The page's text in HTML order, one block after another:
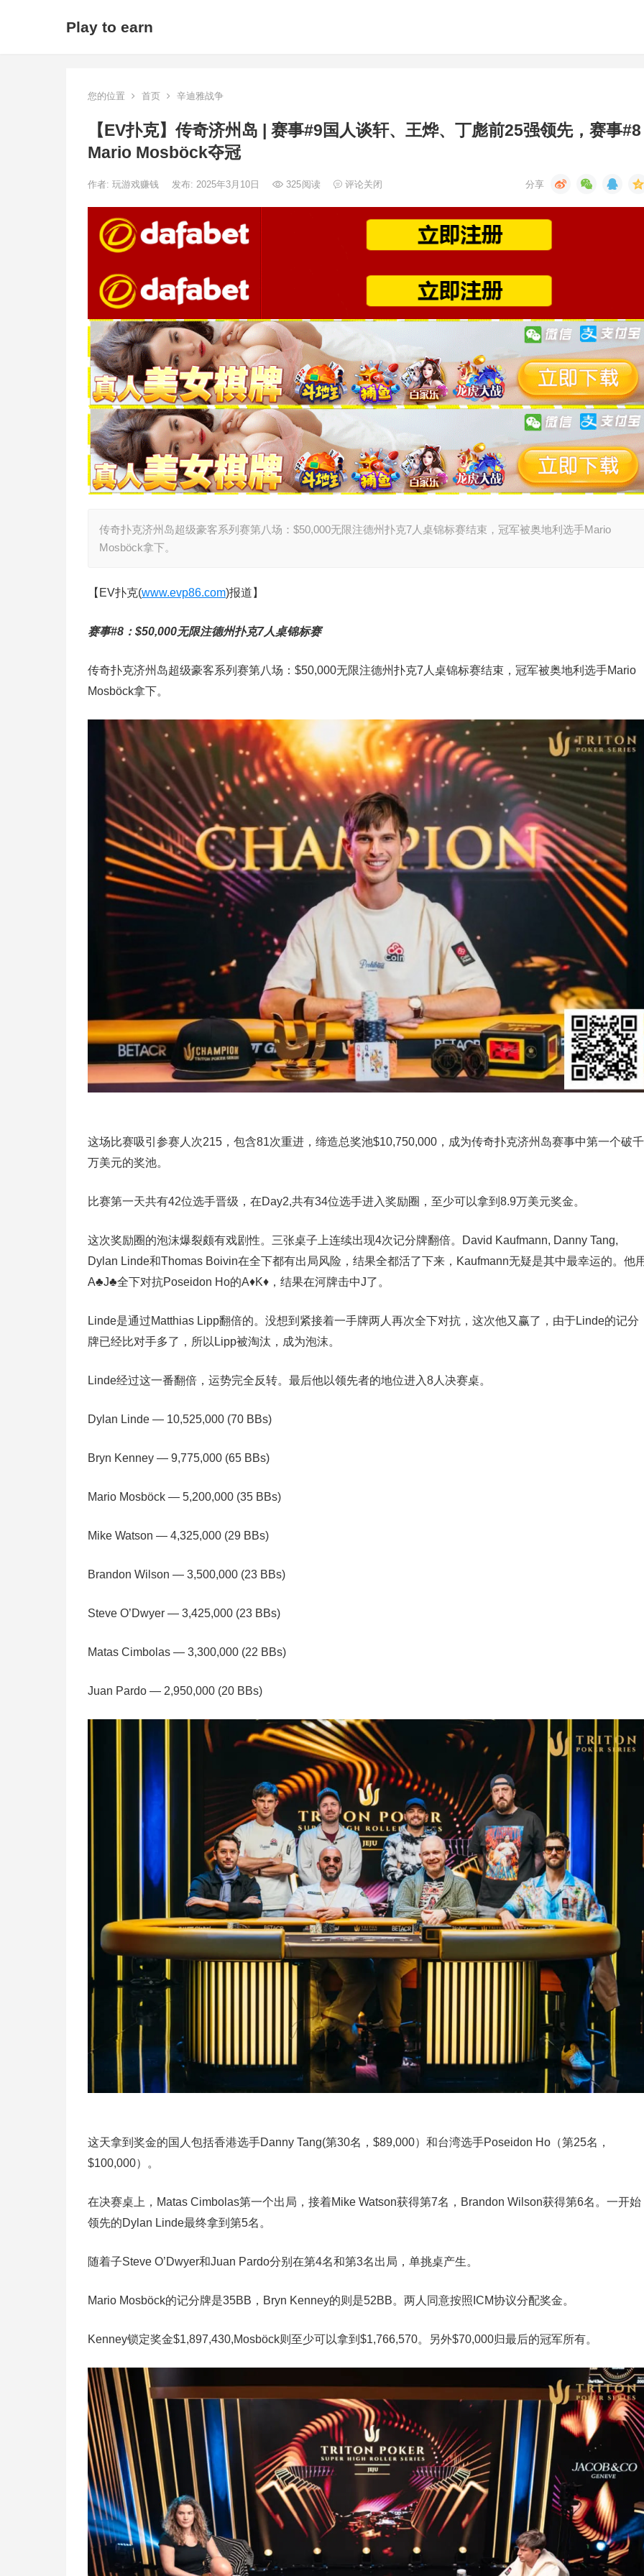
Play to earn
您的位置 首页 辛迪雅战争
【EV扑克】传奇济州岛 | 赛事#9国人谈轩、王烨、丁彪前25强领先，赛事#8
Mario Mosböck夺冠
作者: 玩游戏赚钱 发布: 2025年3月10日 325阅读 评论关闭
传奇扑克济州岛超级豪客系列赛第八场：$50,000无限注德州扑克7人桌锦标赛结束，冠军被奥地利选手Mario
Mosböck拿下。
【EV扑克(www.evp86.com)报道】
赛事#8：$50,000无限注德州扑克7人桌锦标赛
传奇扑克济州岛超级豪客系列赛第八场：$50,000无限注德州扑克7人桌锦标赛结束，冠军被奥地利选手Mario
Mosböck拿下。
这场比赛吸引参赛人次215，包含81次重进，缔造总奖池$10,750,000，成为传奇扑克济州岛赛事中第一个破千
万美元的奖池。
比赛第一天共有42位选手晋级，在Day2,共有34位选手进入奖励圈，至少可以拿到8.9万美元奖金。
这次奖励圈的泡沫爆裂颇有戏剧性。三张桌子上连续出现4次记分牌翻倍。David Kaufmann, Danny Tang,
Dylan Linde和Thomas Boivin在全下都有出局风险，结果全都活了下来，Kaufmann无疑是其中最幸运的。他
A♣J♣全下对抗Poseidon Ho的A♦K♦，结果在河牌击中J了。
Linde是通过Matthias Lipp翻倍的。没想到紧接着一手牌两人再次全下对抗，这次他又赢了，由于Linde的记分
牌已经比对手多了，所以Lipp被淘汰，成为泡沫。
Linde经过这一番翻倍，运势完全反转。最后他以领先者的地位进入8人决赛桌。
Dylan Linde — 10,525,000 (70 BBs)
Bryn Kenney — 9,775,000 (65 BBs)
Mario Mosböck — 5,200,000 (35 BBs)
Mike Watson — 4,325,000 (29 BBs)
Brandon Wilson — 3,500,000 (23 BBs)
Steve O’Dwyer — 3,425,000 (23 BBs)
Matas Cimbolas — 3,300,000 (22 BBs)
Juan Pardo — 2,950,000 (20 BBs)
这天拿到奖金的国人包括香港选手Danny Tang(第30名，$89,000）和台湾选手Poseidon Ho（第25名，
$100,000）。
在决赛桌上，Matas Cimbolas第一个出局，接着Mike Watson获得第7名，Brandon Wilson获得第6名。一开始
领先的Dylan Linde最终拿到第5名。
随着子Steve O’Dwyer和Juan Pardo分别在第4名和第3名出局，单挑桌产生。
Mario Mosböck的记分牌是35BB，Bryn Kenney的则是52BB。两人同意按照ICM协议分配奖金。
Kenney锁定奖金$1,897,430,Mosböck则至少可以拿到$1,766,570。另外$70,000归最后的冠军所有。